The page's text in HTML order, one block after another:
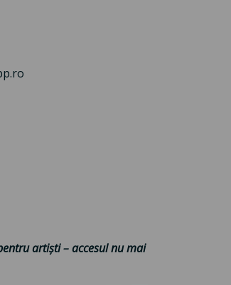
artiști – accesul nu mai